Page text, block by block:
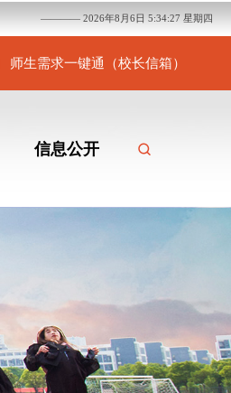
———— 2026年8月6日 5:34:28 星期四
师生需求一键通（校长信箱）
信息公开